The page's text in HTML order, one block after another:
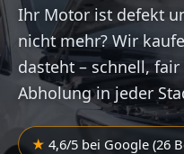
Ihr Motor ist defekt
nicht mehr? Wir
dasteht – schnell,
Abholung in jeder
4,6/5 bei Google (26